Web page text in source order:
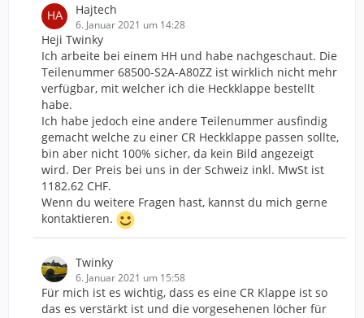
Hajtech
6. Januar 2021 um 14:28
Heji Twinky
Ich arbeite bei einem HH und habe nachgeschaut. Die
Teilenummer 68500-S2A-A80ZZ ist wirklich nicht mehr
verfügbar, mit welcher ich die Heckklappe bestellt
habe.
Ich habe jedoch eine andere Teilenummer ausfindig
gemacht welche zu einer CR Heckklappe passen sollte,
bin aber nicht 100% sicher, da kein Bild angezeigt
wird. Der Preis bei uns in der Schweiz inkl. MwSt ist
1182.62 CHF.
Wenn du weitere Fragen hast, kannst du mich gerne
kontaktieren.
Twinky
6. Januar 2021 um 15:58
Für mich ist es wichtig, dass es eine CR Klappe ist so
das es verstärkt ist und die vorgesehenen löcher für